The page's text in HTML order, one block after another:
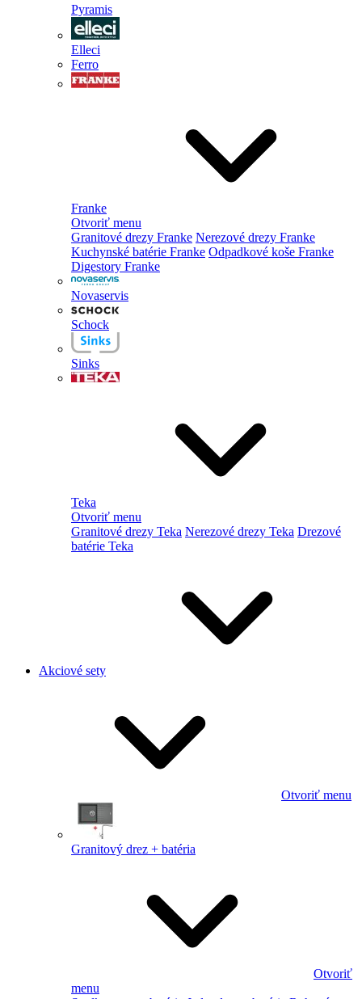
Pyramis
Elleci
Ferro
Franke
Otvoriť menu
Granitové drezy Franke Nerezové drezy Franke
Kuchynské batérie Franke Odpadkové koše Franke
Digestory Franke
Novaservis
Schock
Sinks
Teka
Otvoriť menu
Granitové drezy Teka Nerezové drezy Teka Drezové
batérie Teka
Akciové sety
Otvoriť menu
Granitový drez + batéria
Otvoriť
menu